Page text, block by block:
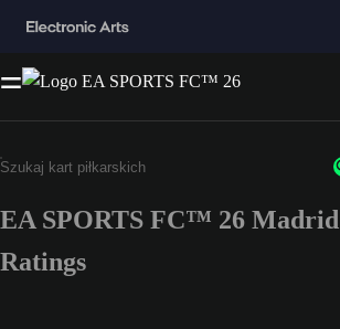
EA SPORTS FC™ 26
Ratings